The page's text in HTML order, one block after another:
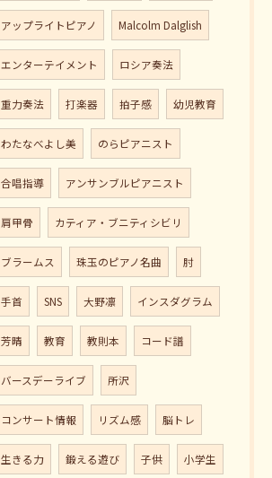
アップライトピアノ Malcolm Dalglish
エンターテイメント ロシア奏法
重力奏法 打楽器 拍子感 幼児教育
わたなべよし美 のらピアニスト
合唱指導 アンサンブルピアニスト
肩甲骨 カティア・ブニティシビリ
ブラームス 珠玉のピアノ名曲 肘
手首 SNS 大野凛 インスダグラム
芳晴 教育 教則本 コード譜
バースデーライブ 所沢
コンサート情報 リズム感 脳トレ
生きる力 鍛える遊び 子供 小学生